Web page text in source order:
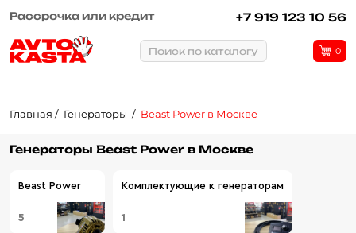
Рассрочка или кредит +7 919 123 10 56
Поиск по каталогу 0
Главная Генераторы Beast Power в Москве
Генераторы Beast Power в Москве
Beast Power
5
Комплектующие к генераторам
1